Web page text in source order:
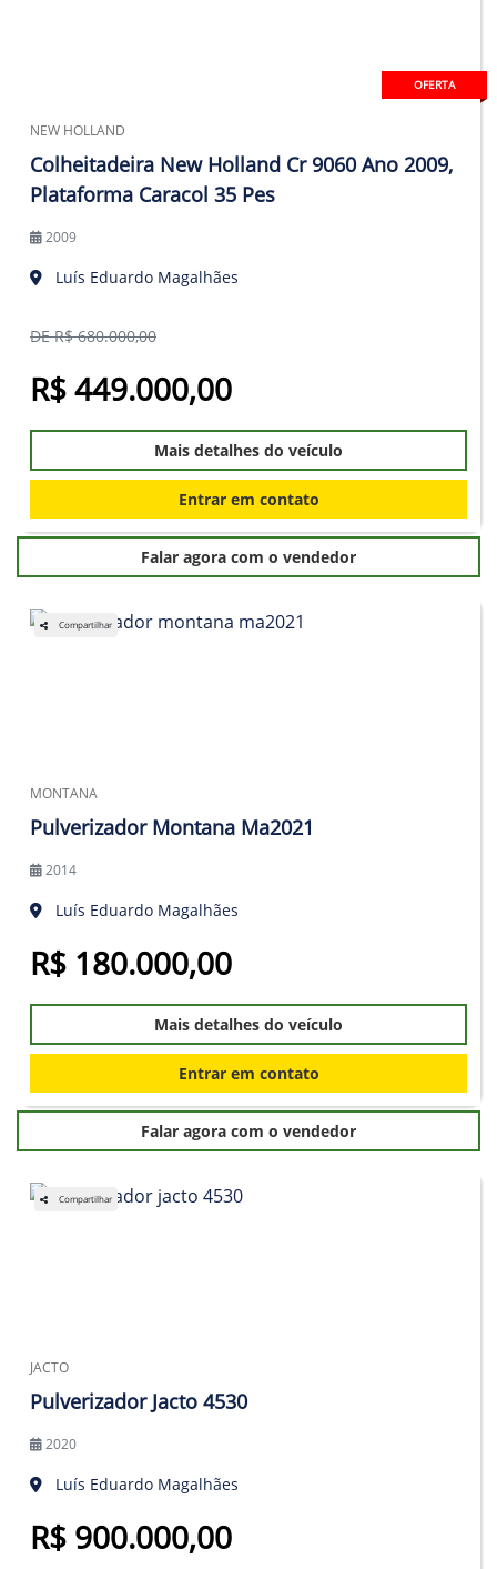
OFERTA
NEW HOLLAND
Colheitadeira New Holland Cr 9060 Ano 2009,
Plataforma Caracol 35 Pes
2009
Luís Eduardo Magalhães
DE R$ 680.000,00
R$ 449.000,00
Mais detalhes do veículo
Entrar em contato
Falar agora com o vendedor
Compartilhar
MONTANA
Pulverizador Montana Ma2021
2014
Luís Eduardo Magalhães
R$ 180.000,00
Mais detalhes do veículo
Entrar em contato
Falar agora com o vendedor
Compartilhar
JACTO
Pulverizador Jacto 4530
2020
Luís Eduardo Magalhães
R$ 900.000,00